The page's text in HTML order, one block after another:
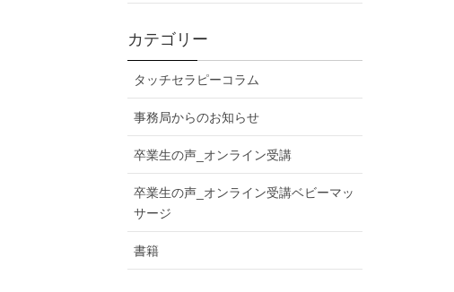
カテゴリー
タッチセラピーコラム
事務局からのお知らせ
卒業生の声_オンライン受講
卒業生の声_オンライン受講ベビーマッ
サージ
書籍